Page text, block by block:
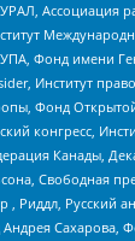
Ассоциация
Фонд имени
Институт
Фонд
конгресс,
Канады,
Свободная
, Риддл, Русский
Сахарова,